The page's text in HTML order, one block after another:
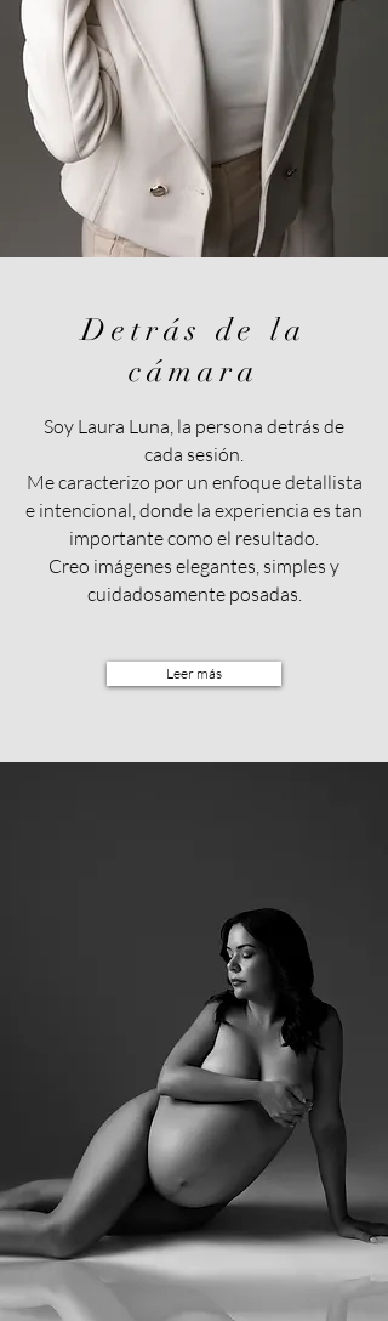
Detrás de la
cámara
Soy Laura Luna, la persona detrás de
cada sesión.
Me caracterizo por un enfoque detallista
e intencional, donde la experiencia es tan
importante como el resultado.
Creo imágenes elegantes, simples y
cuidadosamente posadas.
Leer más